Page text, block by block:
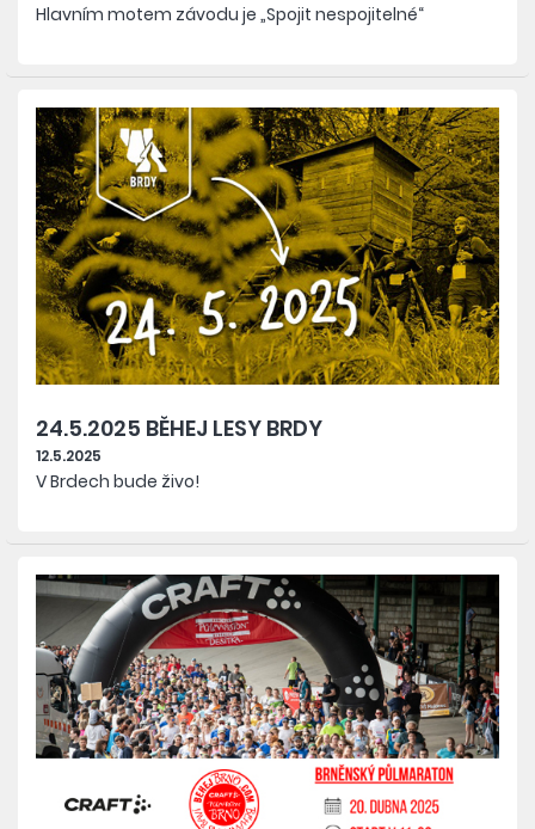
Hlavním motem závodu je „Spojit nespojitelné“
24.5.2025 BĚHEJ LESY BRDY
12.5.2025
V Brdech bude živo!